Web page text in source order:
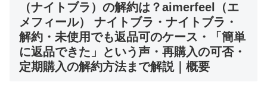
（ナイトブラ）の解約は？aimerfeel（エ
メフィール） ナイトブラ・ナイトブラ・
解約・未使用でも返品可のケース・「簡単
に返品できた」という声・再購入の可否・
定期購入の解約方法まで解説｜概要